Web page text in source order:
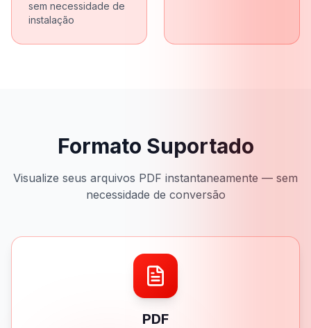
sem necessidade de
instalação
Formato Suportado
Visualize seus arquivos PDF instantaneamente — sem
necessidade de conversão
PDF